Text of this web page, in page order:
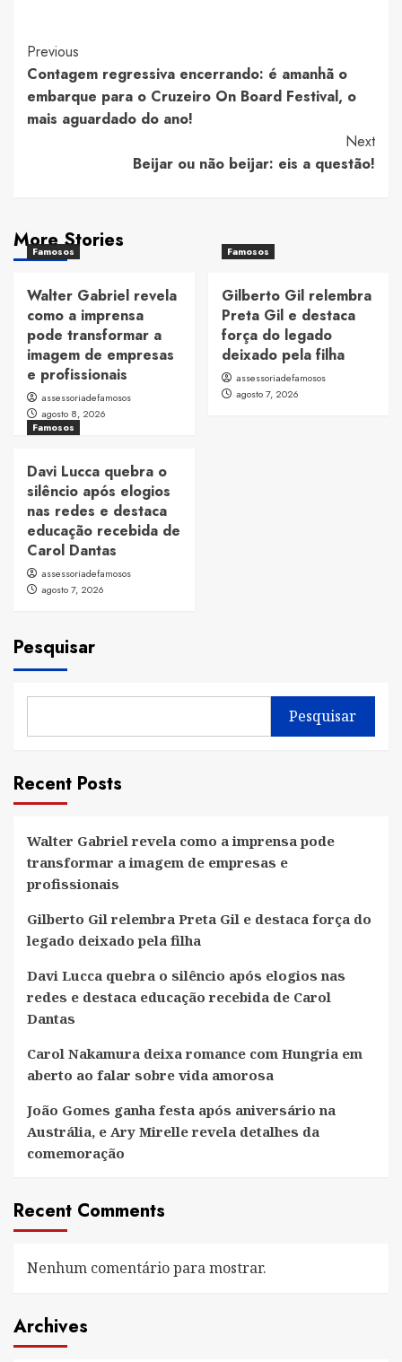
Post
Navigation
Previous
Contagem regressiva encerrando: é amanhã o
embarque para o Cruzeiro On Board Festival, o
mais aguardado do ano!
Next
Beijar ou não beijar: eis a questão!
More Stories
Famosos
Walter Gabriel revela
como a imprensa
pode transformar a
imagem de empresas
e profissionais
assessoriadefamosos
agosto 8, 2026
Famosos
Gilberto Gil relembra
Preta Gil e destaca
força do legado
deixado pela filha
assessoriadefamosos
agosto 7, 2026
Famosos
Davi Lucca quebra o
silêncio após elogios
nas redes e destaca
educação recebida de
Carol Dantas
assessoriadefamosos
agosto 7, 2026
Pesquisar
Pesquisar
Recent Posts
Walter Gabriel revela como a imprensa pode
transformar a imagem de empresas e
profissionais
Gilberto Gil relembra Preta Gil e destaca força do
legado deixado pela filha
Davi Lucca quebra o silêncio após elogios nas
redes e destaca educação recebida de Carol
Dantas
Carol Nakamura deixa romance com Hungria em
aberto ao falar sobre vida amorosa
João Gomes ganha festa após aniversário na
Austrália, e Ary Mirelle revela detalhes da
comemoração
Recent Comments
Nenhum comentário para mostrar.
Archives